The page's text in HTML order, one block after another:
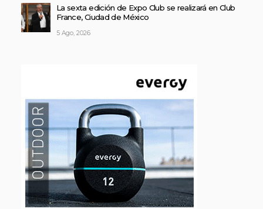
La sexta edición de Expo Club se realizará en Club
France, Ciudad de México
5 Ago, 2026